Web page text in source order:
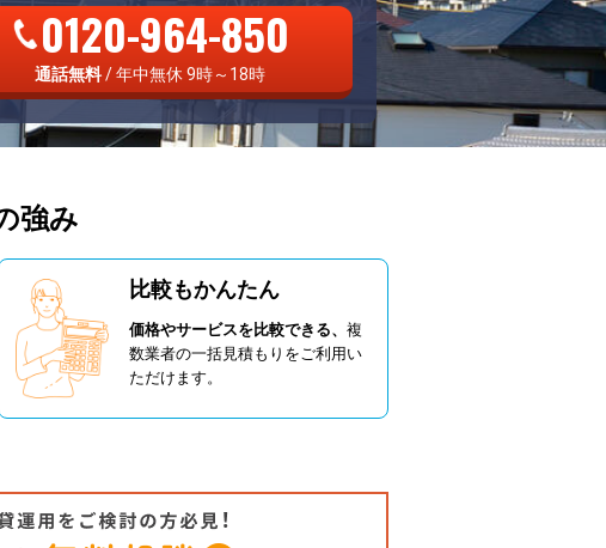
0120-964-850
通話無料/ 年中無休 9時～18時
強み
比較もかんたん
価格やサービスを比較できる、複
数業者の一括見積もりをご利用い
ただけます。